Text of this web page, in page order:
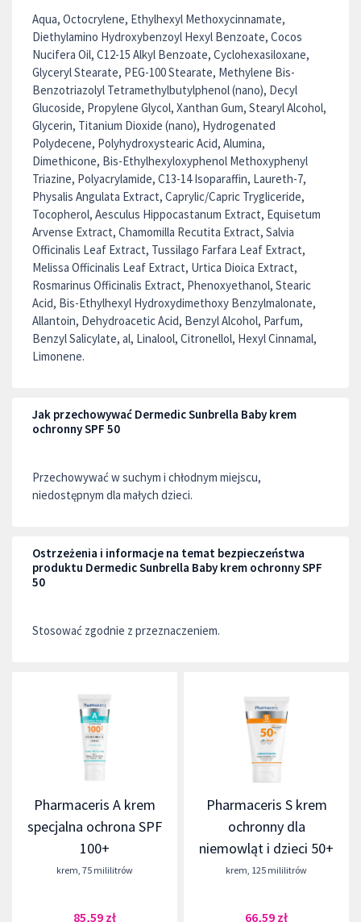
Aqua, Octocrylene, Ethylhexyl Methoxycinnamate,
Diethylamino Hydroxybenzoyl Hexyl Benzoate, Cocos
Nucifera Oil, C12-15 Alkyl Benzoate, Cyclohexasiloxane,
Glyceryl Stearate, PEG-100 Stearate, Methylene Bis-
Benzotriazolyl Tetramethylbutylphenol (nano), Decyl
Glucoside, Propylene Glycol, Xanthan Gum, Stearyl Alcohol,
Glycerin, Titanium Dioxide (nano), Hydrogenated
Polydecene, Polyhydroxystearic Acid, Alumina,
Dimethicone, Bis-Ethylhexyloxyphenol Methoxyphenyl
Triazine, Polyacrylamide, C13-14 Isoparaffin, Laureth-7,
Physalis Angulata Extract, Caprylic/Capric Trygliceride,
Tocopherol, Aesculus Hippocastanum Extract, Equisetum
Arvense Extract, Chamomilla Recutita Extract, Salvia
Officinalis Leaf Extract, Tussilago Farfara Leaf Extract,
Melissa Officinalis Leaf Extract, Urtica Dioica Extract,
Rosmarinus Officinalis Extract, Phenoxyethanol, Stearic
Acid, Bis-Ethylhexyl Hydroxydimethoxy Benzylmalonate,
Allantoin, Dehydroacetic Acid, Benzyl Alcohol, Parfum,
Benzyl Salicylate, al, Linalool, Citronellol, Hexyl Cinnamal,
Limonene.
Jak przechowywać Dermedic Sunbrella Baby krem
ochronny SPF 50
Przechowywać w suchym i chłodnym miejscu,
niedostępnym dla małych dzieci.
Ostrzeżenia i informacje na temat bezpieczeństwa
produktu Dermedic Sunbrella Baby krem ochronny SPF
50
Stosować zgodnie z przeznaczeniem.
Pharmaceris A krem
specjalna ochrona SPF
100+
krem, 75 mililitrów
85,59 zł
Pharmaceris S krem
ochronny dla
niemowląt i dzieci 50+
krem, 125 mililitrów
66,59 zł